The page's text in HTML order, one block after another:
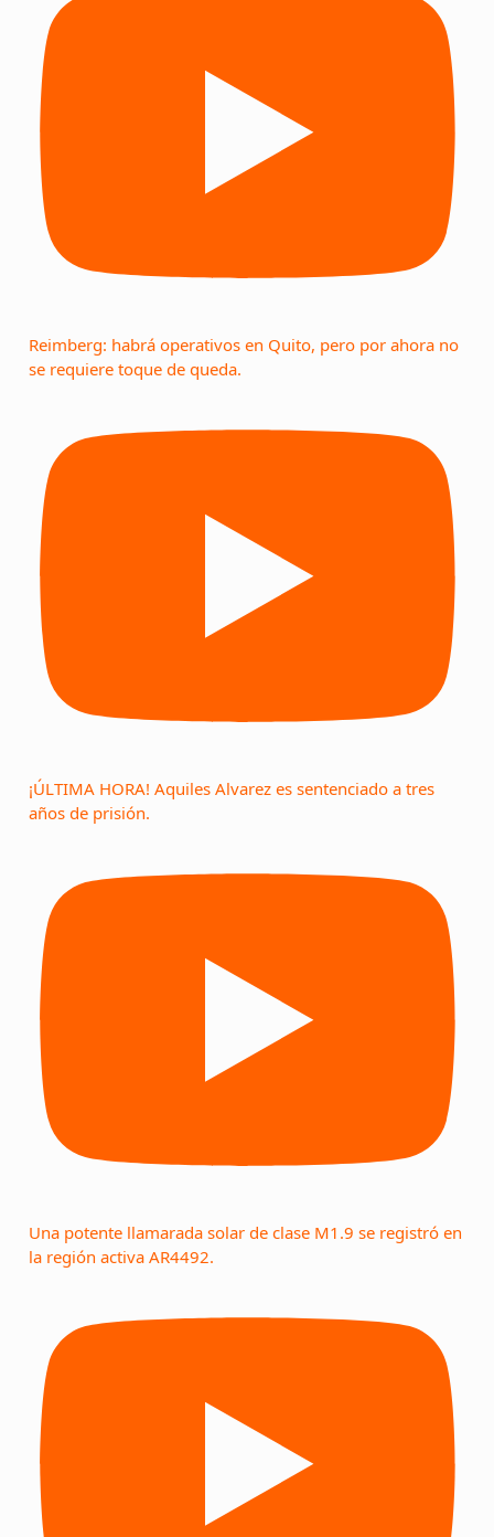
Reimberg: habrá operativos en Quito, pero por ahora no
se requiere toque de queda.
¡ÚLTIMA HORA! Aquiles Alvarez es sentenciado a tres
años de prisión.
Una potente llamarada solar de clase M1.9 se registró en
la región activa AR4492.